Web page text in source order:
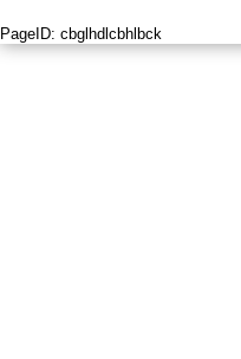
PageID: cbglhdlcbhlbck